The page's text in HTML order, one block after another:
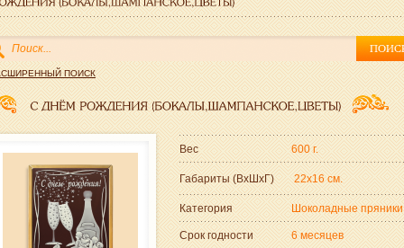
ПОИСК
Вес 600 г.
Габариты (ВxШxГ) 22x16 см.
Категория Шоколадные пряники
Срок годности 6 месяцев